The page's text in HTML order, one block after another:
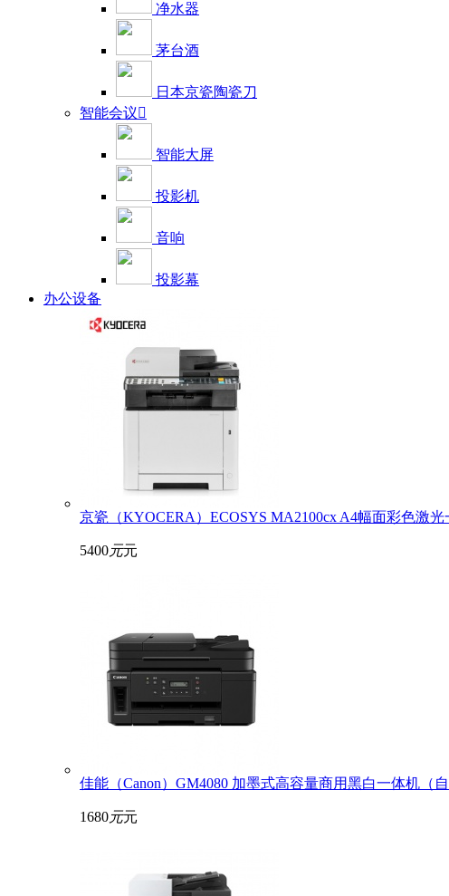
净水器
茅台酒
日本京瓷陶瓷刀
智能会议
智能大屏
投影机
音响
投影幕
办公设备
京瓷（KYOCERA）ECOSYS MA2100cx A4幅面彩色激光
5400元元
佳能（Canon）GM4080 加墨式高容量商用黑白一体机（
1680元元